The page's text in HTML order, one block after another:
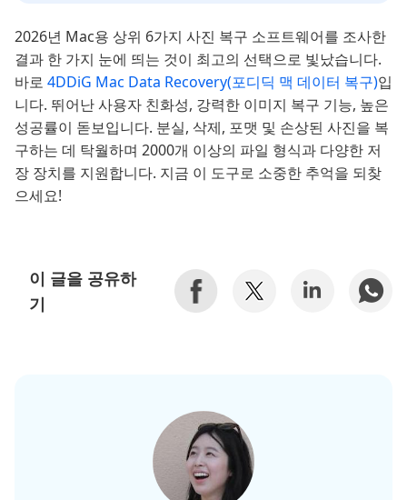
2026년 Mac용 상위 6가지 사진 복구 소프트웨어를 조사한
결과 한 가지 눈에 띄는 것이 최고의 선택으로 빛났습니다.
바로 4DDiG Mac Data Recovery(포디딕 맥 데이터 복구)입
니다. 뛰어난 사용자 친화성, 강력한 이미지 복구 기능, 높은
성공률이 돋보입니다. 분실, 삭제, 포맷 및 손상된 사진을 복
구하는 데 탁월하며 2000개 이상의 파일 형식과 다양한 저
장 장치를 지원합니다. 지금 이 도구로 소중한 추억을 되찾
으세요!
이 글을 공유하
기